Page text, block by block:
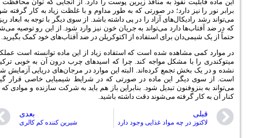
به منافذ زیرین پوست را دارد. از آنجایی که توان محافظت در
در صورتی که به طور مداوم و با غلظت زیاد به کار گرفته شود؛
آزاد را در پی داشته باشد. از سوی دیگر با توجه به ابعاد ریزی
می‌تواند به جریان خون نیز وارد شود. از این رو توصیه می‌شود
استفاده از اکتوکریلن در ضد آفتاب‌های خود کمک بگیرید.
شده است که استفاده زیاد از این ماده توانسته است عملکرد
مواجه کند. چرا که اسیدهای چرب درون آن به خوبی ترکیب
کرده‌اند. البته این موارد در مرجان‌های دریایی آزمایش شده
ماده در صورتی که در شرایط شیمیایی خاصی قرار گیرد
شود. بنابراین باز هم باید به شرکت سازنده و موادی که در
دقت داشته باشید.
غذایی وجود دارد شیرین کننده کم کالری